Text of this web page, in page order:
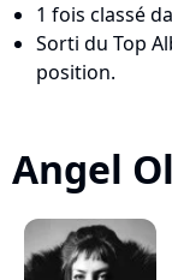
1 fois classé
Sorti du Top
position.
Angel